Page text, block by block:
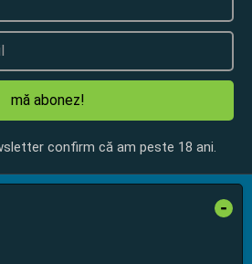
mă abonez!
confirm că am peste 18 ani.
-